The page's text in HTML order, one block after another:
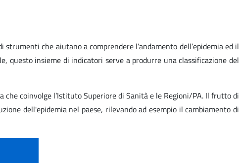
che aiutano a comprendere l’andamento dell’epidemia ed il
insieme di indicatori serve a produrre una classificazione del
coinvolge l’Istituto Superiore di Sanità e le Regioni/PA. Il frutto di
dell'epidemia nel paese, rilevando ad esempio il cambiamento di